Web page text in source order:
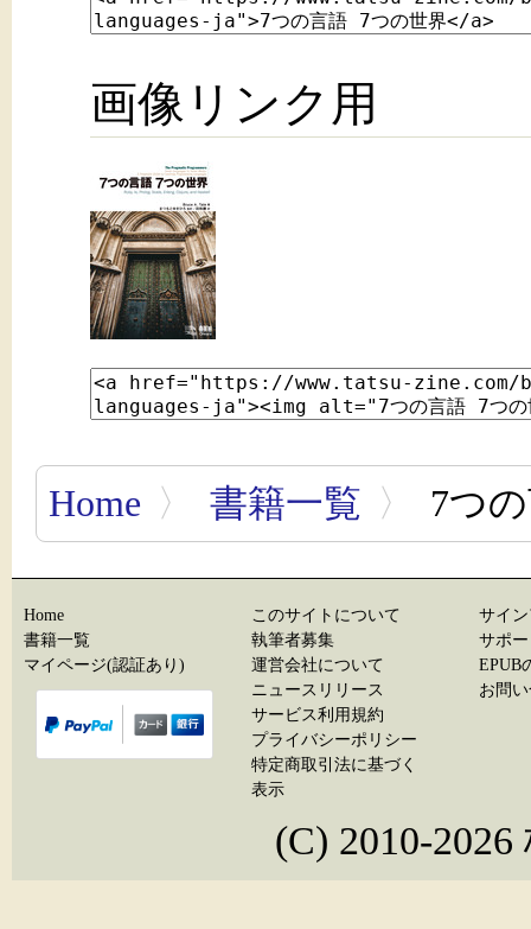
画像リンク用
Home 〉 書籍一覧 〉 7つ
Home
書籍一覧
マイページ(認証あり)
このサイトについて
執筆者募集
運営会社について
ニュースリリース
サービス利用規約
プライバシーポリシー
特定商取引法に基づく
表示
サイ
サポ
EPUB
お問
(C) 2010-